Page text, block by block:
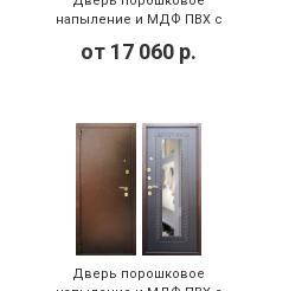
напыление и МДФ ПВХ с
от 17 060 р.
Дверь порошковое